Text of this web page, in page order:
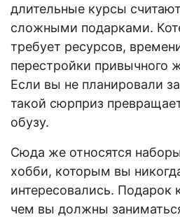
длительные курсы
сложными подарками.
требует ресурсов,
перестройки привычного
Если вы не планировали
такой сюрприз
обузу.
Сюда же относятся
хобби, которым вы
интересовались. Подарок
чем вы должны